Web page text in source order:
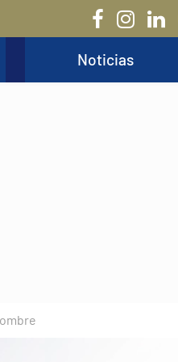
Noticias